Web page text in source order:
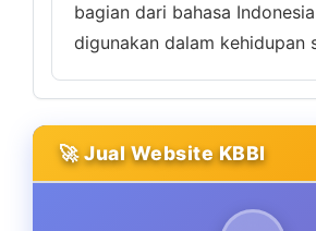
bagian dari bahasa
digunakan dalam kehidupan
🚀 Jual Website KBBI